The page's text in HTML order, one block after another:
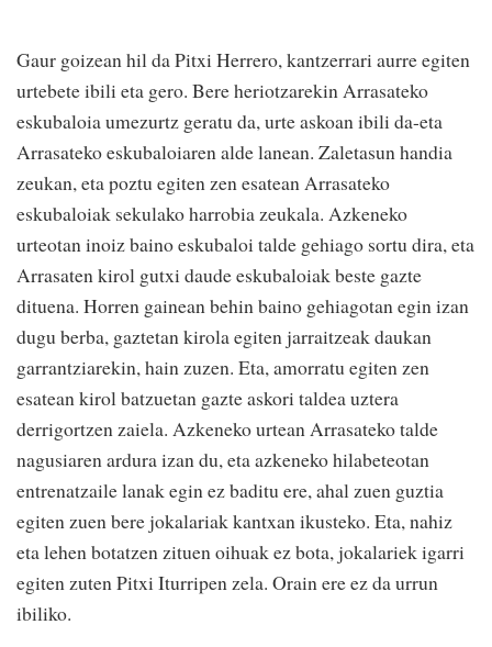
Gaur goizean hil da Pitxi Herrero, kantzerrari aurre egiten
urtebete ibili eta gero. Bere heriotzarekin Arrasateko
eskubaloia umezurtz geratu da, urte askoan ibili da-eta
Arrasateko eskubaloiaren alde lanean. Zaletasun handia
zeukan, eta poztu egiten zen esatean Arrasateko
eskubaloiak sekulako harrobia zeukala. Azkeneko
urteotan inoiz baino eskubaloi talde gehiago sortu dira, eta
Arrasaten kirol gutxi daude eskubaloiak beste gazte
dituena. Horren gainean behin baino gehiagotan egin izan
dugu berba, gaztetan kirola egiten jarraitzeak daukan
garrantziarekin, hain zuzen. Eta, amorratu egiten zen
esatean kirol batzuetan gazte askori taldea uztera
derrigortzen zaiela. Azkeneko urtean Arrasateko talde
nagusiaren ardura izan du, eta azkeneko hilabeteotan
entrenatzaile lanak egin ez baditu ere, ahal zuen guztia
egiten zuen bere jokalariak kantxan ikusteko. Eta, nahiz
eta lehen botatzen zituen oihuak ez bota, jokalariek igarri
egiten zuten Pitxi Iturripen zela. Orain ere ez da urrun
ibiliko.